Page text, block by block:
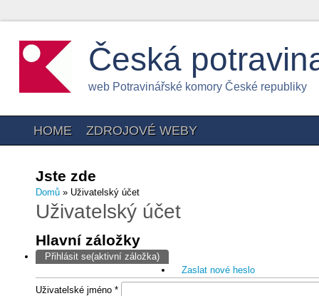
Česká
web Potravinářské komory České republiky
HOME ZDROJOVÉ WEBY
Jste zde
Domů » Uživatelský účet
Uživatelský účet
Hlavní záložky
Přihlásit se(aktivní záložka)
Zaslat nové heslo
Uživatelské jméno *